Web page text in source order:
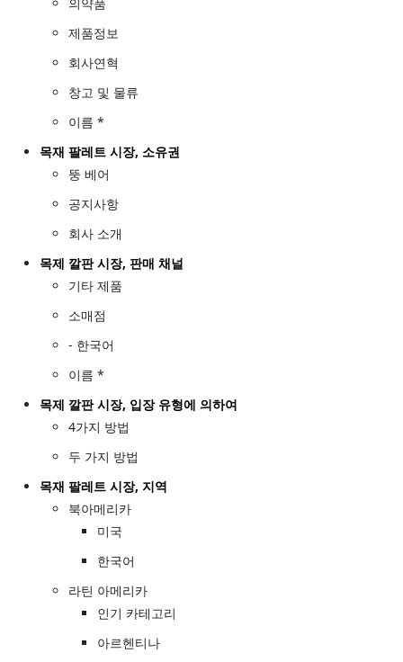
제품정보
회사연혁
창고 및 물류
이름 *
목재 팔레트 시장, 소유권
뚱 베어
공지사항
회사 소개
목제 깔판 시장, 판매 채널
기타 제품
소매점
- 한국어
이름 *
목제 깔판 시장, 입장 유형에 의하여
4가지 방법
두 가지 방법
목재 팔레트 시장, 지역
북아메리카
미국
한국어
라틴 아메리카
인기 카테고리
아르헨티나